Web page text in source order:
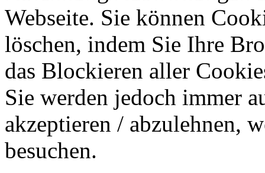
Webseite. Sie können
löschen, indem Sie Ihre
das Blockieren aller
Sie werden jedoch immer
akzeptieren / abzulehnen,
besuchen.